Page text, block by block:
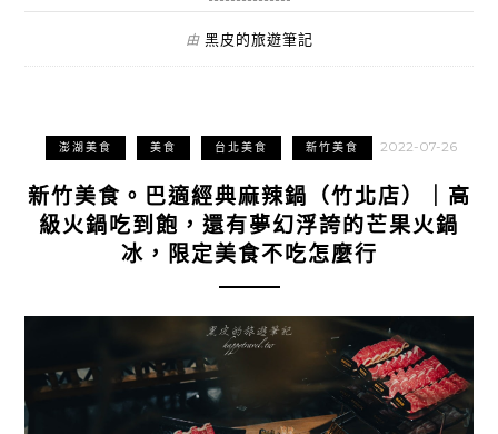
由 黑皮的旅遊筆記
澎湖美食 美食 台北美食 新竹美食 2022-07-26
新竹美食。巴適經典麻辣鍋（竹北店）｜高
級火鍋吃到飽，還有夢幻浮誇的芒果火鍋
冰，限定美食不吃怎麼行